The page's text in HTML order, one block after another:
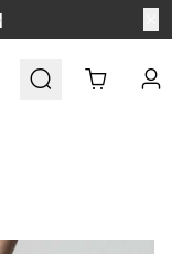
Cart